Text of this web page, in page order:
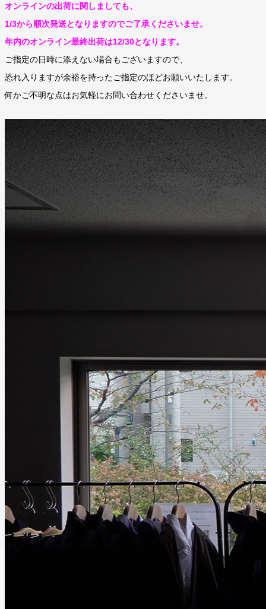
オンラインの出荷に関しましても、
1/3から順次発送となりますのでご了承くださいませ。
年内のオンライン最終出荷は12/30となります。
ご指定の日時に添えない場合もございますので、
恐れ入りますが余裕を持ったご指定のほどお願いいたします。
何かご不明な点はお気軽にお問い合わせくださいませ。